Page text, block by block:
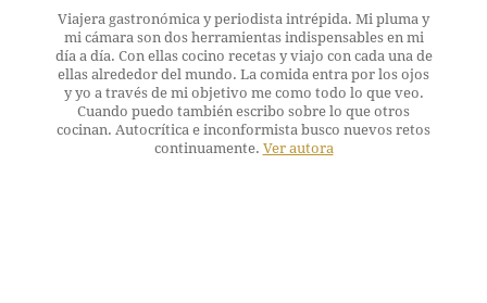
Viajera gastronómica y periodista intrépida. Mi pluma y
mi cámara son dos herramientas indispensables en mi
día a día. Con ellas cocino recetas y viajo con cada una de
ellas alrededor del mundo. La comida entra por los ojos
y yo a través de mi objetivo me como todo lo que veo.
Cuando puedo también escribo sobre lo que otros
cocinan. Autocrítica e inconformista busco nuevos retos
continuamente. Ver autora